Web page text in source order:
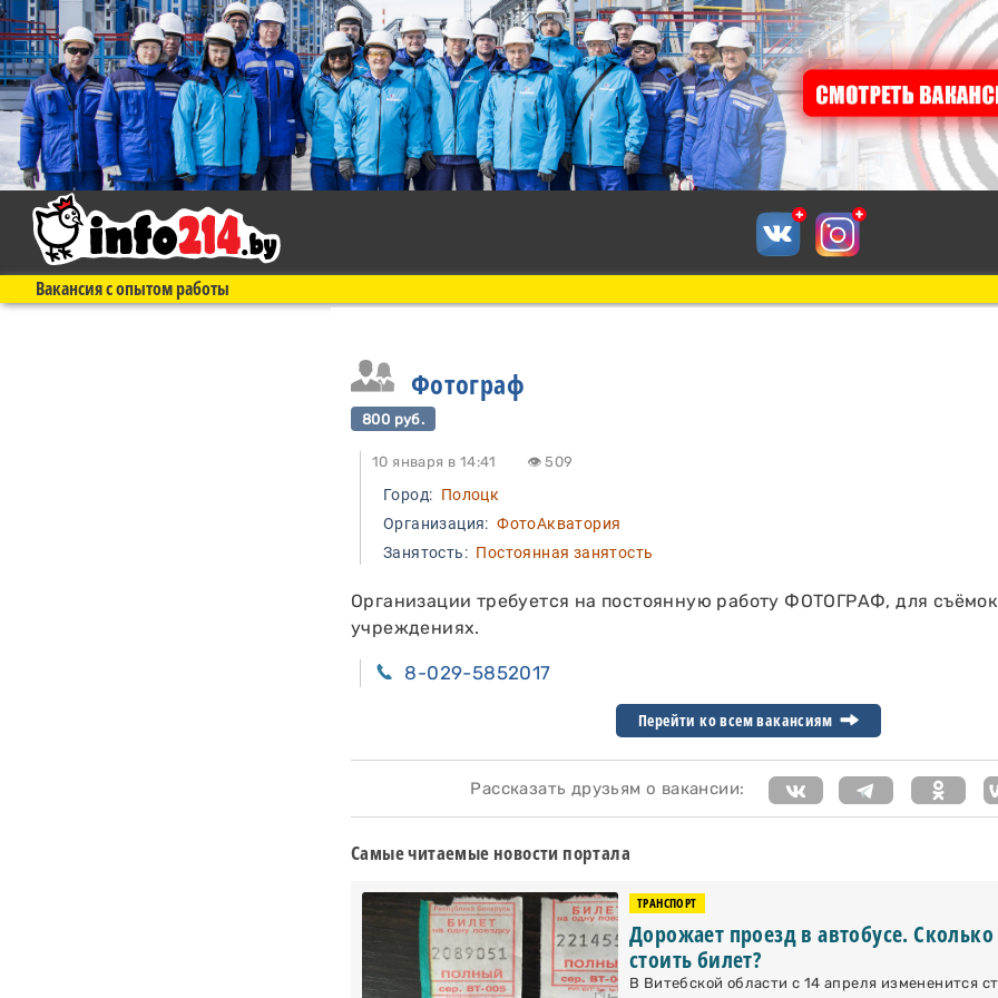
Вакансия с опытом работы
Фотограф
800 руб.
10 января в 14:41 👁 509
Город: Полоцк
Организация: ФотоАкватория
Занятость: Постоянная занятость
Организации требуется на постоянную работу ФОТОГРАФ, для
учреждениях.
8-029-5852017
Перейти ко всем вакансиям
Рассказать друзьям о вакансии:
Самые читаемые новости портала
ТРАНСПОРТ
Дорожает проезд в автобусе. Сколько
стоить билет?
В Витебской области с 14 апреля измененится